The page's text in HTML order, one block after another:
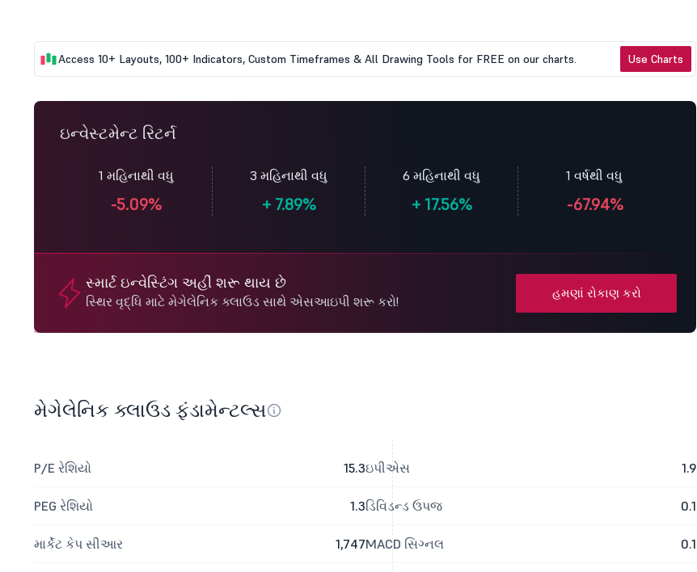
Access 10+ Layouts, 100+ Indicators, Custom Timeframes & All Drawing Tools for FREE on our charts. Use Charts
ઇન્વેસ્ટમેન્ટ રિટર્ન
1 મહિનાથી વધુ
-5.09%
3 મહિનાથી વધુ
+7.89%
6 મહિનાથી વધુ
+17.56%
1 વર્ષથી વધુ
-67.94%
સ્માર્ટ ઇન્વેસ્ટિંગ અહીં શરૂ થાય છે
સ્થિર વૃદ્ધિ માટે મેગેલેનિક ક્લાઉડ સાથે એસઆઇપી શરૂ કરો!
હમણાં રોકાણ કરો
મેગેલેનિક ક્લાઉડ ફંડામેન્ટલ્સ
P/E રેશિયો 15.3
PEG રેશિયો 1.3
માર્કેટ કેપ સીઆર 1,747
ઇપીએસ 1.9
ડિવિડન્ડ ઉપજ 0.1
MACD સિગ્નલ 0.1